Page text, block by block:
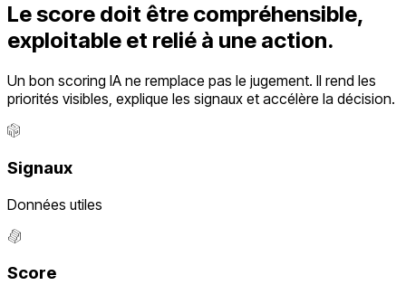
Le score doit être compréhensible,
exploitable et relié à une action.
Un bon scoring IA ne remplace pas le jugement. Il rend les
priorités visibles, explique les signaux et accélère la décision.
Signaux
Données utiles
Score